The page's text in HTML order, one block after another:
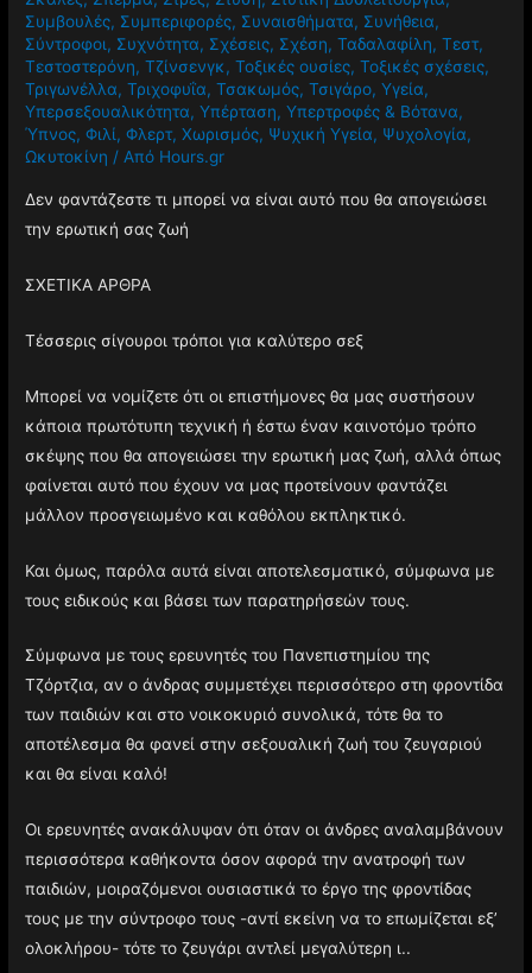
Συμβουλές, Συμπεριφορές, Συναισθήματα, Συνήθεια,
Σύντροφοι, Συχνότητα, Σχέσεις, Σχέση,Ταδαλαφίλη,Τεστ,
Τεστοστερόνη,Τζίνσενγκ,Τοξικές ουσίες,Τοξικές σχέσεις,
Τριγωνέλλα,Τριχοφυΐα,Τσακωμός,Τσιγάρο,Υγεία,
Υπερσεξουαλικότητα,Υπέρταση,Υπερτροφές & Βότανα,
Ύπνος,Φιλί,Φλερτ,Χωρισμός, Ψυχική Υγεία, Ψυχολογία,
Ωκυτοκίνη / Από Hours.gr
Δεν φαντάζεστε τι μπορεί να είναι αυτό που θα απογειώσει
την ερωτική σας ζωή
ΣΧΕΤΙΚΑ ΑΡΘΡΑ
Τέσσερις σίγουροι τρόποι για καλύτερο σεξ
Μπορεί να νομίζετε ότι οι επιστήμονες θα μας συστήσουν
κάποια πρωτότυπη τεχνική ή έστω έναν καινοτόμο τρόπο
σκέψης που θα απογειώσει την ερωτική μας ζωή, αλλά όπως
φαίνεται αυτό που έχουν να μας προτείνουν φαντάζει
μάλλον προσγειωμένο και καθόλου εκπληκτικό.
Και όμως, παρόλα αυτά είναι αποτελεσματικό, σύμφωνα με
τους ειδικούς και βάσει των παρατηρήσεών τους.
Σύμφωνα με τους ερευνητές του Πανεπιστημίου της
Τζόρτζια, αν ο άνδρας συμμετέχει περισσότερο στη φροντίδα
των παιδιών και στο νοικοκυριό συνολικά, τότε θα το
αποτέλεσμα θα φανεί στην σεξουαλική ζωή του ζευγαριού
και θα είναι καλό!
Οι ερευνητές ανακάλυψαν ότι όταν οι άνδρες αναλαμβάνουν
περισσότερα καθήκοντα όσον αφορά την ανατροφή των
παιδιών, μοιραζόμενοι ουσιαστικά το έργο της φροντίδας
τους με την σύντροφο τους -αντί εκείνη να το επωμίζεται εξ’
ολοκλήρου- τότε το ζευγάρι αντλεί μεγαλύτερη ι..